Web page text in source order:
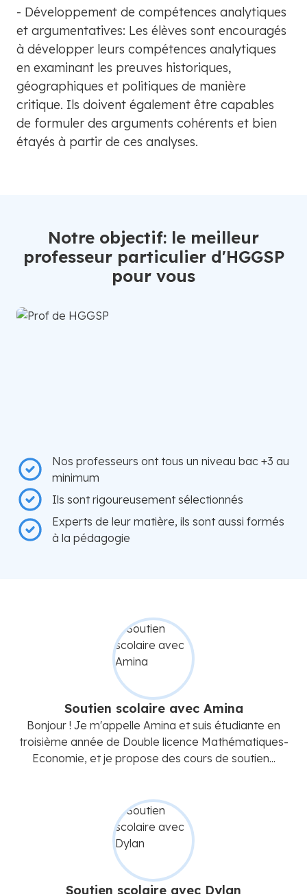
- Développement de compétences analytiques
et argumentatives: Les élèves sont encouragés
à développer leurs compétences analytiques
en examinant les preuves historiques,
géographiques et politiques de manière
critique. Ils doivent également être capables
de formuler des arguments cohérents et bien
étayés à partir de ces analyses.
Notre objectif: le meilleur
professeur particulier d'HGGSP
pour vous
Nos professeurs ont tous un niveau bac +3 au
minimum
Ils sont rigoureusement sélectionnés
Experts de leur matière, ils sont aussi formés
à la pédagogie
Soutien scolaire avec Amina
Bonjour ! Je m'appelle Amina et suis étudiante en
troisième année de Double licence Mathématiques-
Economie, et je propose des cours de soutien...
Soutien scolaire avec Dylan